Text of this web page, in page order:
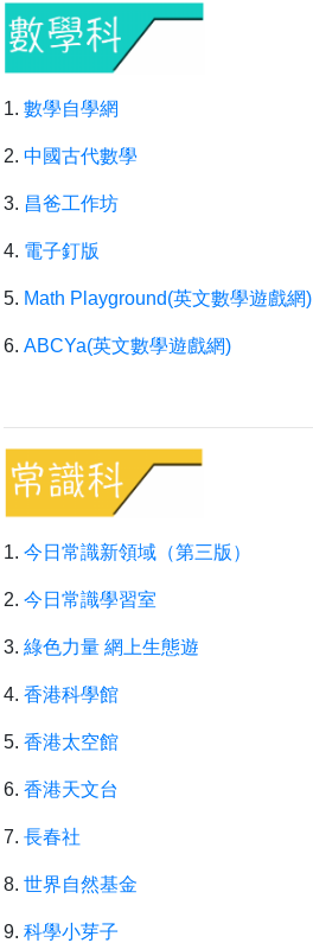
1. 數學自學網
2. 中國古代數學
3. 昌爸工作坊
4. 電子釘版
5. Math Playground(英文數學遊戲網)
6. ABCYa(英文數學遊戲網)
1. 今日常識新領域（第三版）
2. 今日常識學習室
3. 綠色力量 網上生態遊
4. 香港科學館
5. 香港太空館
6. 香港天文台
7. 長春社
8. 世界自然基金
9. 科學小芽子